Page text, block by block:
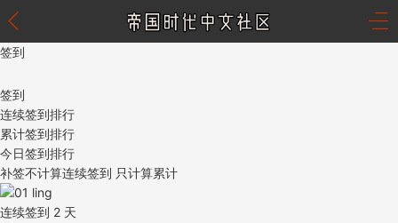
签到
签到
连续签到排行
累计签到排行
今日签到排行
补签不计算连续签到 只计算累计
01 ling
连续签到 2 天